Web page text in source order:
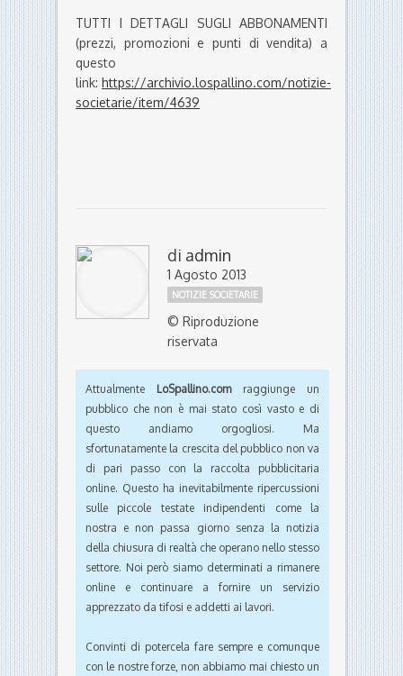
TUTTI I DETTAGLI SUGLI ABBONAMENTI
(prezzi, promozioni e punti di vendita) a
questo
link: https://archivio.lospallino.com/notizie-
societarie/item/4639
di admin
1 Agosto 2013
NOTIZIE SOCIETARIE
© Riproduzione
riservata
Attualmente LoSpallino.comraggiunge un
pubblico che non è mai stato così vasto e di
questo andiamo orgogliosi. Ma
sfortunatamente la crescita del pubblico non va
di pari passo con la raccolta pubblicitaria
online. Questo ha inevitabilmente ripercussioni
sulle piccole testate indipendenti come la
nostra e non passa giorno senza la notizia
della chiusura di realtà che operano nello stesso
settore. Noi però siamo determinati a rimanere
online e continuare a fornire un servizio
apprezzato da tifosi e addetti ai lavori.
Convinti di potercela fare sempre e comunque
con le nostre forze, non abbiamo mai chiesto un